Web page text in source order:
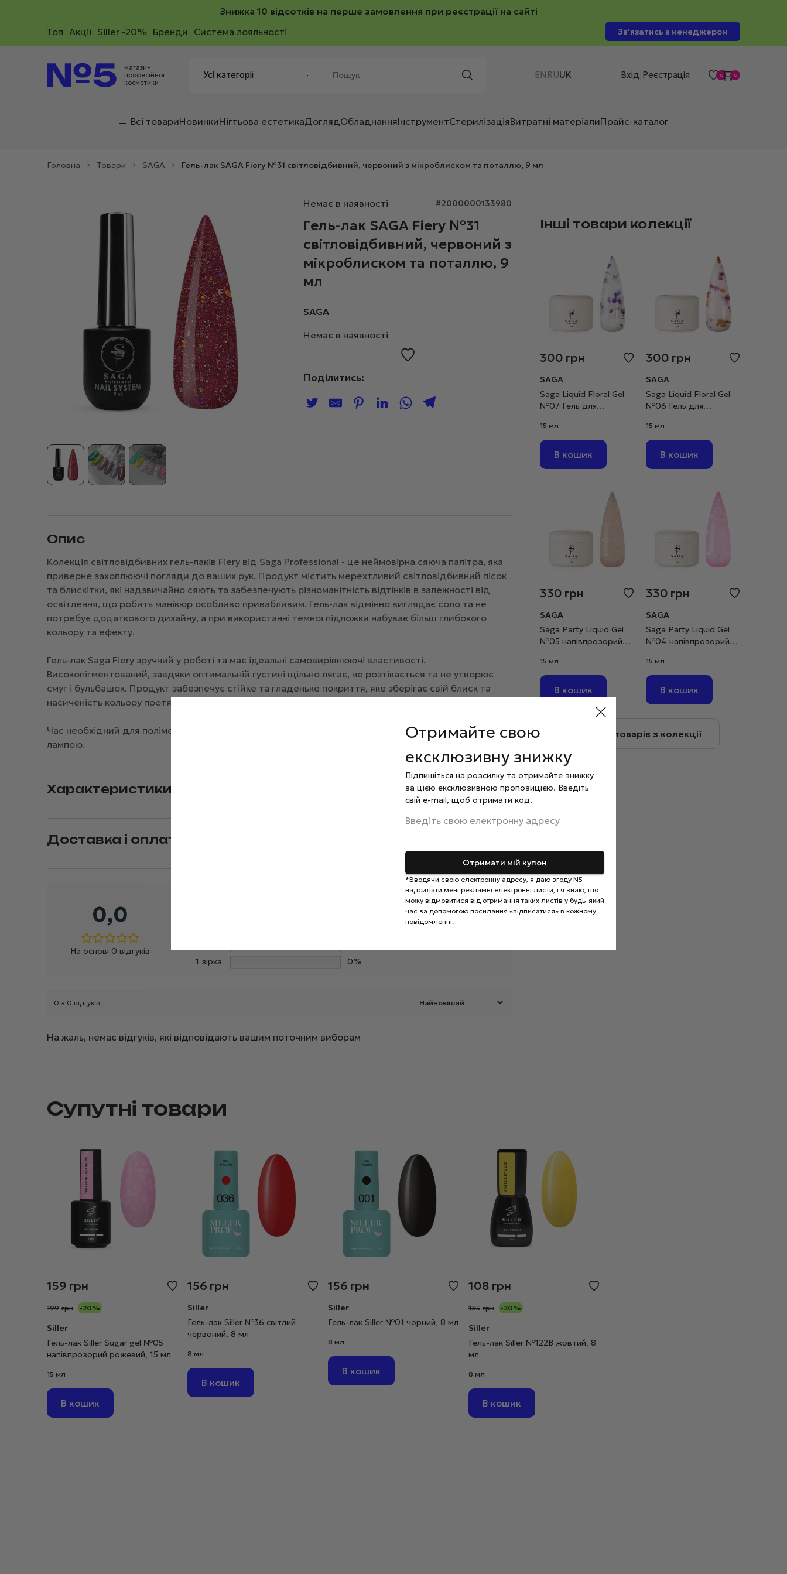
Отримайте свою
ексклюзивну знижку
Підпишіться на розсилку та отримайте знижку
за цією ексклюзивною пропозицією. Введіть
свій e-mail, щоб отримати код.
Введіть свою електронну адресу
Отримати мій купон
*Вводячи свою електронну адресу, я даю згоду N5
надсилати мені рекламні електронні листи, і я знаю, що
можу відмовитися від отримання таких листів у будь-який
час за допомогою посилання «відписатися» в кожному
повідомленні.
Знижка 10 відсотків на перше замовлення при реєстрації на сайті
Toп Акції Siller -20% Бренди Система лояльності Зв'язатись з менеджером
магазин
професійної
косметики
EN RUUK Вхід Реєстрація 0 0
Всі товариНовинкиНігтьова естетикаДоглядОбладнанняІнструментСтерилізаціяВитратні матеріалиПрайс-каталог
Головна > Товари > SAGA > Гель-лак SAGA Fiery №31 світловідбивний, червоний з мікроблиском та поталлю, 9 мл
Немає в наявності #2000000133980
Гель-лак SAGA Fiery №31
світловідбивний, червоний з
мікроблиском та поталлю, 9
мл
SAGA
Немає в наявності
Поділитись:
Опис
Колекція світловідбивних гель-лаків Fiery від Saga Professional - це неймовірна сяюча палітра, яка
приверне захоплюючі погляди до ваших рук. Продукт містить мерехтливий світловідбивний пісок
та блискітки, які надзвичайно сяють та забезпечують різноманітність відтінків в залежності від
освітлення, що робить манікюр особливо привабливим. Гель-лак відмінно виглядає соло та не
потребує додаткового дизайну, а при використанні темної підложки набуває більш глибокого
кольору та ефекту.
Гель-лак Saga Fiery зручний у роботі та має ідеальні самовирівнюючі властивості.
Високопігментований, завдяки оптимальній густині щільно лягає, не розтікається та не утворює
смуг і бульбашок. Продукт забезпечує стійке та гладеньке покриття, яке зберігає свій блиск та
насиченість кольору протягом тривалого часу.
Час необхідний для полімеризації складає 2 хвилини під УФ-лампою або 30-60 секунд під LED-
лампою.
Характеристики
Доставка і оплата
0,0
На основі 0 відгуків
1 зірка
0%
Додайте відгук
0 з 0 відгуків
На жаль, немає відгуків, які відповідають вашим поточним виборам
Інші товари колекції
300 грн
SAGA
Saga Liquid Floral Gel
№07 Гель для
молочний із
фіолетовими
сухоцвітами, 15 мл
15 мл
В кошик
300 грн
SAGA
Saga Liquid Floral Gel
№06 Гель для
молочний із жовтими
та фіолетовими
сухоцвітами, 15 мл
15 мл
В кошик
330 грн
SAGA
Saga Party Liquid Gel
№05 напівпрозорий
мл
15 мл
В кошик
330 грн
SAGA
Saga Party Liquid Gel
№04 напівпрозорий
мл
15 мл
В кошик
Більше товарів з колекції
Супутні товари
159 грн
199 грн -20%
Siller
Гель-лак Siller Sugar gel №05
напівпрозорий рожевий, 15 мл
15 мл
В кошик
156 грн
Siller
Гель-лак Siller №36 світлий
червоний, 8 мл
8 мл
В кошик
156 грн
Siller
Гель-лак Siller №01 чорний, 8 мл
8 мл
В кошик
108 грн
135 грн -20%
Siller
Гель-лак Siller №122В жовтий, 8
мл
8 мл
В кошик